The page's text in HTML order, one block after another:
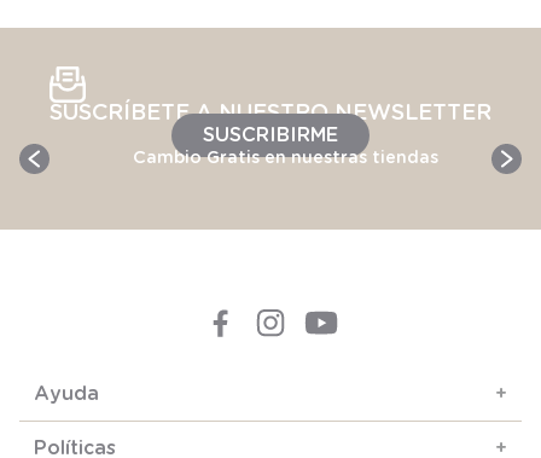
SUSCRÍBETE A NUESTRO NEWSLETTER
SUSCRIBIRME
Cambio Gratis en nuestras tiendas
Ayuda +
Políticas +